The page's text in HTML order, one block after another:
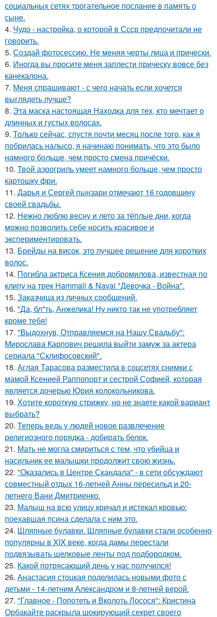
социальных сетях трогательное послание в память о
сыне.
4. Чудо - настройка, о которой в Ссср предпочитали не
говорить.
5. Создай фотосессию. Не меняя черты лица и прически.
6. Иногда вы просите меня заплести прическу вовсе без
канекалона.
7. Меня спрашивают - с чего начать если хочется
выглядеть лучше?
8. Эта маска настоящая Находка для тех, кто мечтает о
длинных и густых волосах.
9. Только сейчас, спустя почти месяц после того, как я
побрилась налысо, я начинаю понимать, что это было
намного больше, чем просто смена причёски.
10. Твой аэрогриль умеет намного больше, чем просто
картошку фри.
11. Дарья и Сергей пынзари отмечают 16 годовщину
своей свадьбы.
12. Нежно люблю весну и лето за тёплые дни, когда
можно позволить себе носить красивое и
экспериментировать.
13. Брейды на висок, это лучшее решение для коротких
волос.
14. Погибла актриса Ксения добромилова, известная по
клипу на трек Hammali & Navai "Девочка - Война".
15. Заказчица из личных сообщений.
16. "Да, бл*ть, Анжелика! Ну никто так не употребляет
кроме тебя!
17. "Выдохнув, Отправляемся на Нашу Свадьбу":
Мирослава Карпович решила выйти замуж за актера
сериала "Склифосовский".
18. Аглая Тарасова разместила в соцсетях снимки с
мамой Ксенией Раппопорт и сестрой Софией, которая
является дочерью Юрия колокольникова.
19. Хотите короткую стрижку, но не знаете какой вариант
выбрать?
20. Теперь ведь у людей новое развлечение
религиозного порядка - добирать белок.
21. Мать не могла смириться с тем, что убийца и
насильник ее малышки продолжит свою жизнь.
22. "Оказались в Центре Скандала" - в сети обсуждают
совместный отдых 16-летней Анны пересильд и 20-
летнего Вани Дмитриенко.
23. Малыш на всю улицу кричал и истекал кровью:
поехавшая псина сделала с ним это.
24. Шляпные булавки. Шляпные булавки стали особенно
популярны в XIX веке, когда дамы перестали
подвязывать шелковые ленты под подбородком.
25. Какой потрясающий день у нас получился!
26. Анастасия стоцкая поделилась новыми фото с
детьми - 14-летним Александром и 8-летней верой.
27. "Главное - Попотеть и Вколоть Лосося": Кристина
Орбакайте раскрыла шокирующий секрет своего